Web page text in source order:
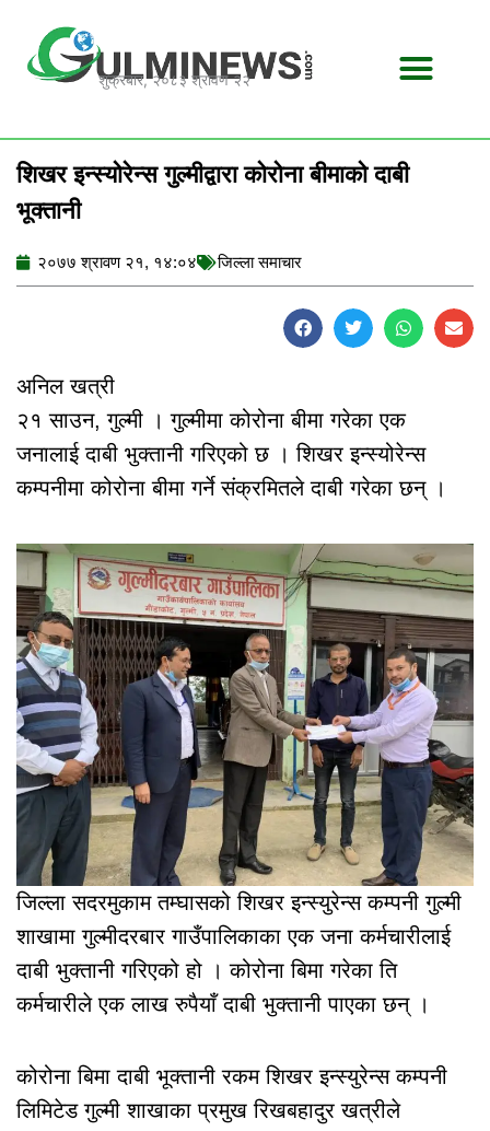
content
शुक्रबार, २०८३ श्रावण २२
शिखर इन्स्योरेन्स गुल्मी‌द्वारा कोरोना बीमाको दाबी
भूक्तानी
२०७७ श्रावण २१, १४:०४ जिल्ला समाचार
अनिल खत्री
२१ साउन, गुल्मी । गुल्मीमा कोरोना बीमा गरेका एक
जनालाई दाबी भुक्तानी गरिएको छ । शिखर इन्स्योरेन्स
कम्पनीमा कोरोना बीमा गर्ने संक्रमितले दाबी गरेका छन् ।
जिल्ला सदरमुकाम तम्घासको शिखर इन्स्युरेन्स कम्पनी गुल्मी
शाखामा गुल्मीदरबार गाउँपालिकाका एक जना कर्मचारीलाई
दाबी भुक्तानी गरिएको हो । कोरोना बिमा गरेका ति
कर्मचारीले एक लाख रुपैयाँ दाबी भुक्तानी पाएका छन् ।
कोरोना बिमा दाबी भूक्तानी रकम शिखर इन्स्युरेन्स कम्पनी
लिमिटेड गुल्मी शाखाका प्रमुख रिखबहादुर खत्रीले